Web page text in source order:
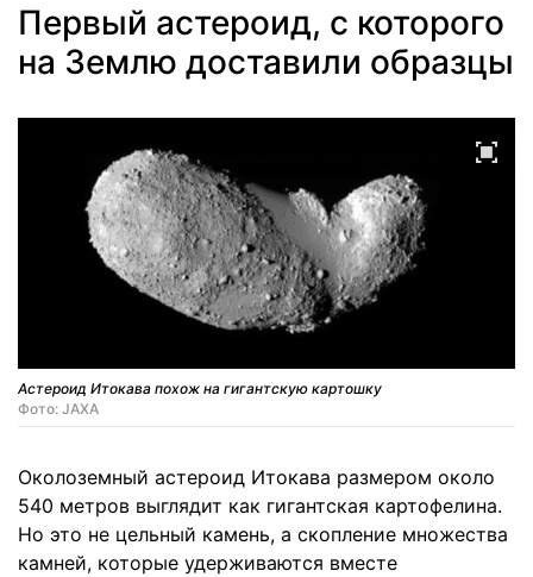
Первый астероид, с которого
на Землю доставили образцы
Астероид Итокава похож на гигантскую картошку
Фото: JAXA
Околоземный астероид Итокава размером около
540 метров выглядит как гигантская картофелина.
Но это не цельный камень, а скопление множества
камней, которые удерживаются вместе